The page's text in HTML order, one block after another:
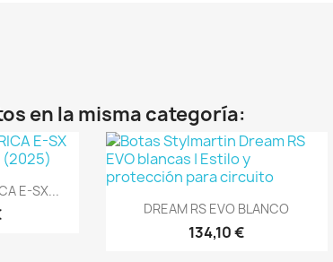
en la misma categoría:
E-SX...
Vista rápida
DREAM RS EVO BLANCO
134,10 €